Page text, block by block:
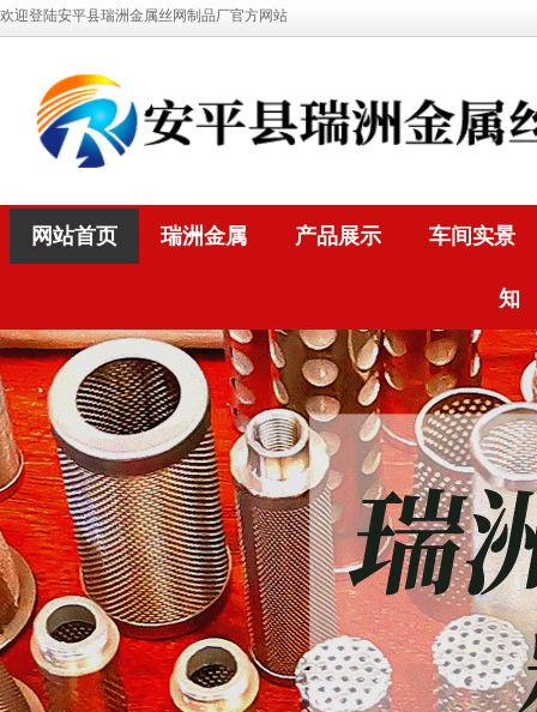
欢迎登陆安平县瑞洲金属丝网制品厂官方网站
网站首页 瑞洲金属 产品展示 车间实景
知